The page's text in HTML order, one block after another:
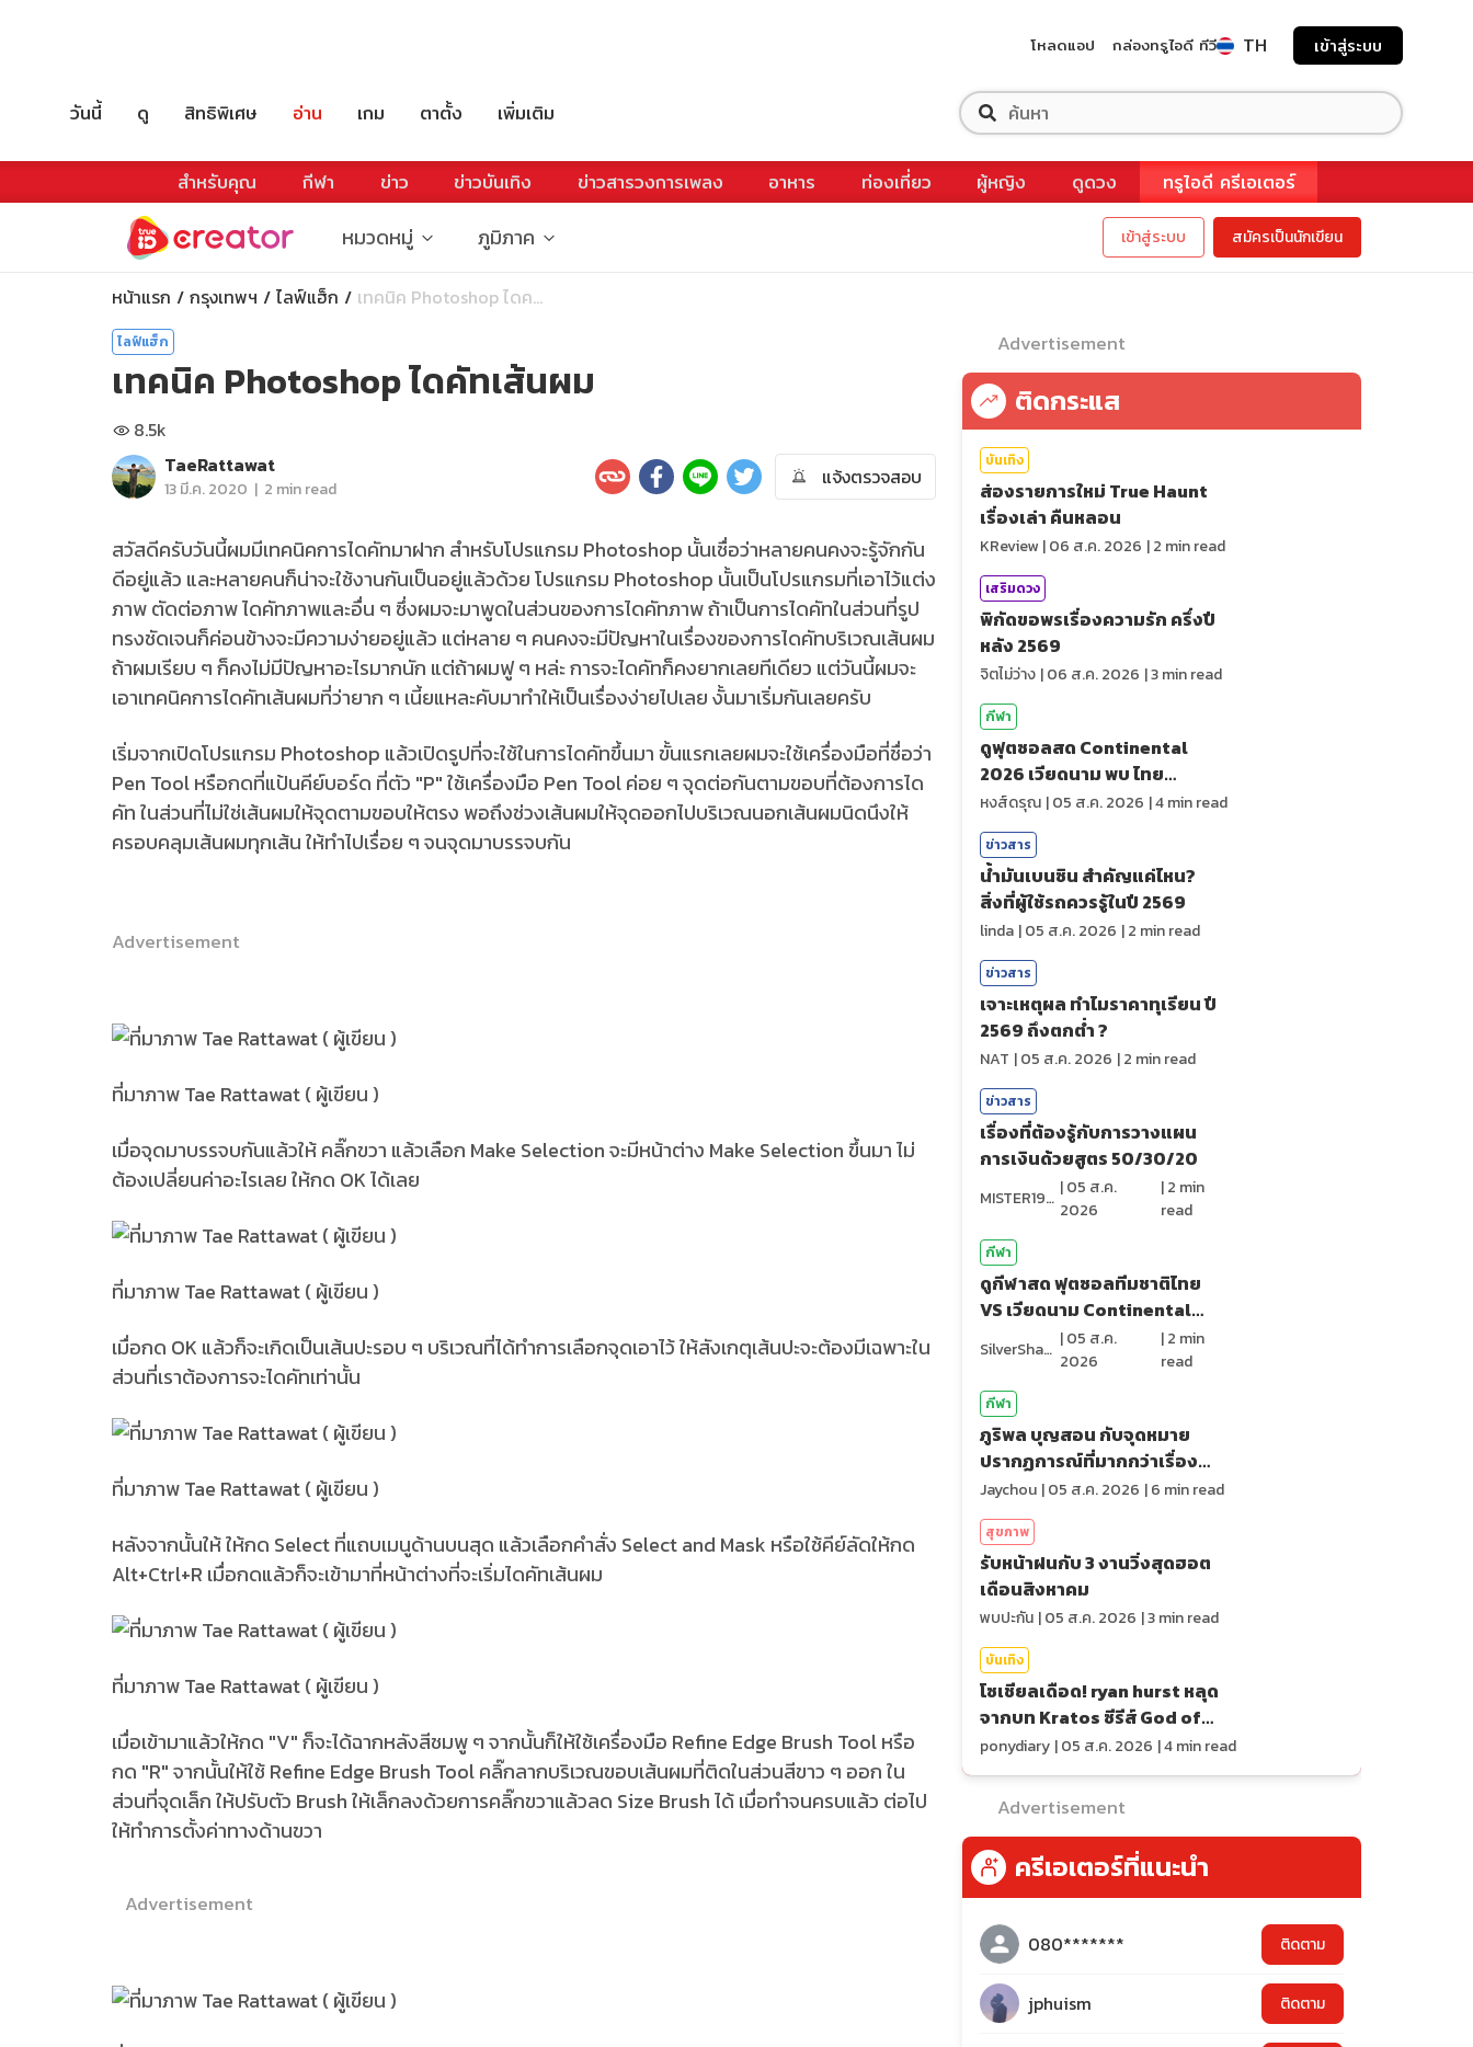
โหลดแอป กล่องทรูไอดี ทีวี TH เข้าสู่ระบบ
วันนี้ ดู สิทธิพิเศษ อ่าน เกม ตาตั้ง เพิ่มเติม
สำหรับคุณ กีฬา ข่าว ข่าวบันเทิง ข่าวสารวงการเพลง อาหาร ท่องเที่ยว ผู้หญิง ดูดวง ทรูไอดี ครีเอเตอร์
หมวดหมู่ ภูมิภาค เข้าสู่ระบบ สมัครเป็นนักเขียน
หน้าแรก กรุงเทพฯ ไลฟ์แฮ็ก เทคนิค Photoshop ไดค...
ไลฟ์แฮ็ก
เทคนิค Photoshop ไดคัทเส้นผม
8.5k
TaeRattawat
13 มี.ค. 2020 | 2 min read แจ้งตรวจสอบ
สวัสดีครับวันนี้ผมมีเทคนิคการไดคัทมาฝาก สำหรับโปรแกรม Photoshop นั้นเชื่อว่าหลายคนคงจะรู้จักกัน
ดีอยู่แล้ว และหลายคนก็น่าจะใช้งานกันเป็นอยู่แล้วด้วย โปรแกรม Photoshop นั้นเป็นโปรแกรมที่เอาไว้แต่ง
ภาพ ตัดต่อภาพ ไดคัทภาพและอื่น ๆ ซึ่งผมจะมาพูดในส่วนของการไดคัทภาพ ถ้าเป็นการไดคัทในส่วนที่รูป
ทรงชัดเจนก็ค่อนข้างจะมีความง่ายอยู่แล้ว แต่หลาย ๆ คนคงจะมีปัญหาในเรื่องของการไดคัทบริเวณเส้นผม
ถ้าผมเรียบ ๆ ก็คงไม่มีปัญหาอะไรมากนัก แต่ถ้าผมฟู ๆ หล่ะ การจะไดคัทก็คงยากเลยทีเดียว แต่วันนี้ผมจะ
เอาเทคนิคการไดคัทเส้นผมที่ว่ายาก ๆ เนี้ยแหละคับมาทำให้เป็นเรื่องง่ายไปเลย งั้นมาเริ่มกันเลยครับ
เริ่มจากเปิดโปรแกรม Photoshop แล้วเปิดรูปที่จะใช้ในการไดคัทขึ้นมา ขั้นแรกเลยผมจะใช้เครื่องมือที่ชื่อว่า
Pen Tool หรือกดที่แป้นคีย์บอร์ด ที่ตัว "P" ใช้เครื่องมือ Pen Tool ค่อย ๆ จุดต่อกันตามขอบที่ต้องการได
คัท ในส่วนที่ไม่ใช่เส้นผมให้จุดตามขอบให้ตรง พอถึงช่วงเส้นผมให้จุดออกไปบริเวณนอกเส้นผมนิดนึงให้
ครอบคลุมเส้นผมทุกเส้น ให้ทำไปเรื่อย ๆ จนจุดมาบรรจบกัน
Advertisement
ที่มาภาพ Tae Rattawat ( ผู้เขียน )
เมื่อจุดมาบรรจบกันแล้วให้ คลิ๊กขวา แล้วเลือก Make Selection จะมีหน้าต่าง Make Selection ขึ้นมา ไม่
ต้องเปลี่ยนค่าอะไรเลย ให้กด OK ได้เลย
ที่มาภาพ Tae Rattawat ( ผู้เขียน )
เมื่อกด OK แล้วก็จะเกิดเป็นเส้นปะรอบ ๆ บริเวณที่ได้ทำการเลือกจุดเอาไว้ ให้สังเกตุเส้นปะจะต้องมีเฉพาะใน
ส่วนที่เราต้องการจะไดคัทเท่านั้น
ที่มาภาพ Tae Rattawat ( ผู้เขียน )
หลังจากนั้นให้ ให้กด Select ที่แถบเมนูด้านบนสุด แล้วเลือกคำสั่ง Select and Mask หรือใช้คีย์ลัดให้กด
Alt+Ctrl+R เมื่อกดแล้วก็จะเข้ามาที่หน้าต่างที่จะเริ่มไดคัทเส้นผม
ที่มาภาพ Tae Rattawat ( ผู้เขียน )
เมื่อเข้ามาแล้วให้กด "V" ก็จะได้ฉากหลังสีชมพู ๆ จากนั้นก็ให้ใช้เครื่องมือ Refine Edge Brush Tool หรือ
กด "R" จากนั้นให้ใช้ Refine Edge Brush Tool คลิ๊กลากบริเวณขอบเส้นผมที่ติดในส่วนสีขาว ๆ ออก ใน
ส่วนที่จุดเล็ก ให้ปรับตัว Brush ให้เล็กลงด้วยการคลิ๊กขวาแล้วลด Size Brush ได้ เมื่อทำจนครบแล้ว ต่อไป
ให้ทำการตั้งค่าทางด้านขวา
Advertisement
Advertisement
ติดกระแส
บันเทิง
ส่องรายการใหม่ True Haunt
เรื่องเล่า คืนหลอน
KReview |06 ส.ค. 2026 |2 min read
เสริมดวง
พิกัดขอพรเรื่องความรัก ครึ่งปี
หลัง 2569
จิตไม่ว่าง |06 ส.ค. 2026 |3min read
กีฬา
ดูฟุตซอลสด Continental
2026 เวียดนาม พบ ไทย
ถ่ายทอดสดกีฬา
หงส์ดรุณ |05 ส.ค. 2026 |4min read
ข่าวสาร
น้ำมันเบนซิน สำคัญแค่ไหน?
สิ่งที่ผู้ใช้รถควรรู้ในปี 2569
linda |05 ส.ค. 2026 |2 min read
ข่าวสาร
เจาะเหตุผล ทำไมราคาทุเรียน ปี
2569 ถึงตกต่ำ ?
NAT |05 ส.ค. 2026 |2 min read
ข่าวสาร
เรื่องที่ต้องรู้กับการวางแผน
การเงินด้วยสูตร 50/30/20
MISTER1997 |05 ส.ค.
2026
|2 min
read
กีฬา
ดูกีฬาสด ฟุตซอลทีมชาติไทย
VS เวียดนาม Continental
Futsal2026
SilverShark |05 ส.ค.
2026
|2 min
read
กีฬา
ภูริพล บุญสอน กับจุดหมาย
ปรากฏการณ์ที่มากกว่าเรื่อง
ของสถิติ
Jaychou |05 ส.ค. 2026 |6 min read
สุขภาพ
รับหน้าฝนกับ 3 งานวิ่งสุดฮอต
เดือนสิงหาคม
พบปะกัน |05 ส.ค. 2026 |3min read
บันเทิง
โซเชียลเดือด! ryan hurst หลุด
จากบท Kratos ซีรีส์ God of
War
ponydiary |05 ส.ค. 2026 |4min read
Advertisement
ครีเอเตอร์ที่แนะนำ
080******* ติดตาม
jphuism ติดตาม